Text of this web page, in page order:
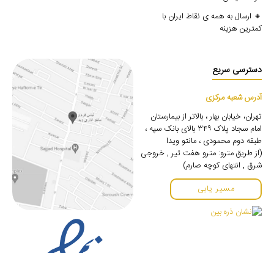
🔸 ارسال به همه ی نقاط ایران با
کمترین هزینه
دسترسی سریع
آدرس شعبه مرکزی
تهران، خیابان بهار ، بالاتر از بیمارستان
امام سجاد پلاک ۳۴۹ بالای بانک سپه ،
طبقه دوم محمودی ، مانتو ویدا
(از طریق مترو: مترو هفت تیر , خروجی
شرق , انتهای کوچه صارم)
مسیر یابی